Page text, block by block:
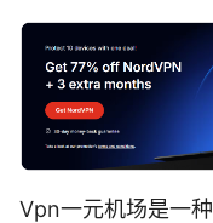
Vpn一元机场是一